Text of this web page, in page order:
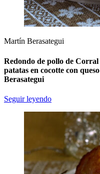
Martín Berasategui
Redondo de pollo de
patatas en cocotte con
Berasategui
Seguir leyendo